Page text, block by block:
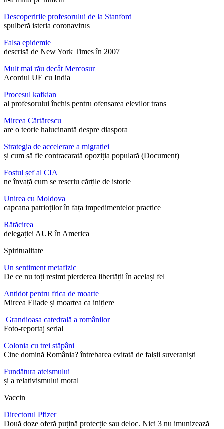
Descoperirile profesorului de la Stanford
spulberă isteria coronavirus
Falsa epidemie
descrisă de New York Times în 2007
Mult mai rău decât Mercosur
Acordul UE cu India
Procesul kafkian
al profesorului închis pentru ofensarea elevilor trans
Mircea Cărtărescu
are o teorie halucinantă despre diaspora
Strategia de accelerare a migrației
și cum să fie contracarată opoziția populară (Document)
Fostul șef al CIA
ne învață cum se rescriu cărțile de istorie
Unirea cu Moldova
capcana patrioților în fața impedimentelor practice
Rătăcirea
delegației AUR în America
Spiritualitate
Un sentiment metafizic
De ce nu toți resimt pierderea libertății în același fel
Antidot pentru frica de moarte
Mircea Eliade și moartea ca inițiere
Grandioasa catedrală a românilor
Foto-reportaj serial
Colonia cu trei stăpâni
Cine domină România? întrebarea evitată de falșii suveraniști
Fundătura ateismului
și a relativismului moral
Vaccin
Directorul Pfizer
Două doze oferă puțină protecție sau deloc. Nici 3 nu imunizează